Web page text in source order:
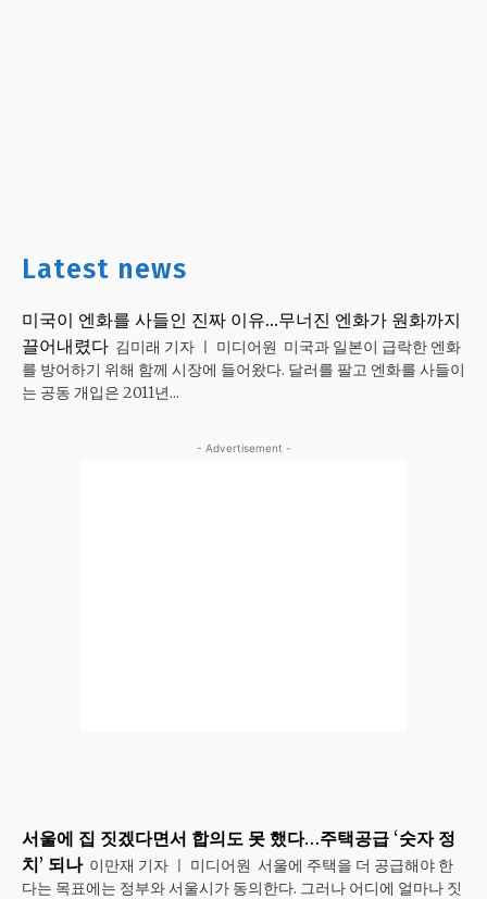
Latest news
미국이 엔화를 사들인 진짜 이유…무너진 엔화가 원화까지
끌어내렸다 김미래 기자 ㅣ 미디어원 미국과 일본이 급락한 엔화
를 방어하기 위해 함께 시장에 들어왔다. 달러를 팔고 엔화를 사들이
는 공동 개입은 2011년...
- Advertisement -
서울에 집 짓겠다면서 합의도 못 했다…주택공급 ‘숫자 정
치’ 되나 이만재 기자 ㅣ 미디어원 서울에 주택을 더 공급해야 한
다는 목표에는 정부와 서울시가 동의한다. 그러나 어디에 얼마나 짓